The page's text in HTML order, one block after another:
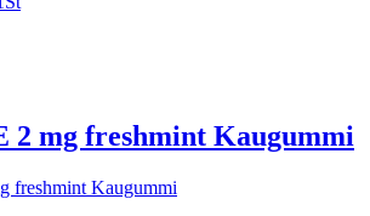
2 mg freshmint Kaugummi